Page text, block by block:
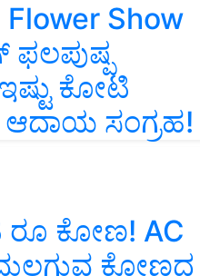
Show
ಕೋಟಿ
ಸಂಗ್ರಹ!
ಕೋಣ! AC
ಕೋಣದ